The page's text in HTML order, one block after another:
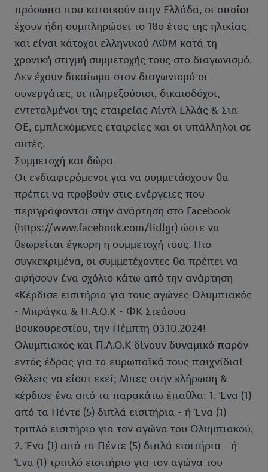
πρόσωπα που κατοικούν στην Ελλάδα, οι οποίοι
έχουν ήδη συμπληρώσει το 18ο έτος της ηλικίας
και είναι κάτοχοι ελληνικού ΑΦΜ κατά τη
χρονική στιγμή συμμετοχής τους στο διαγωνισμό.
Δεν έχουν δικαίωμα στον διαγωνισμό οι
συνεργάτες, οι πληρεξούσιοι, δικαιοδόχοι,
εντεταλμένοι της εταιρείας Λίντλ Ελλάς & Σια
ΟΕ, εμπλεκόμενες εταιρείες και οι υπάλληλοι σε
αυτές.
Συμμετοχή και δώρα
Οι ενδιαφερόμενοι για να συμμετάσχουν θα
πρέπει να προβούν στις ενέργειες που
περιγράφονται στην ανάρτηση στο Facebook
(https://www.facebook.com/lidlgr) ώστε να
θεωρείται έγκυρη η συμμετοχή τους. Πιο
συγκεκριμένα, οι συμμετέχοντες θα πρέπει να
αφήσουν ένα σχόλιο κάτω από την ανάρτηση
«Κέρδισε εισιτήρια για τους αγώνες Ολυμπιακός
- Μπράγκα & Π.Α.Ο.Κ - ΦΚ Στεάουα
Βουκουρεστίου, την Πέμπτη 03.10.2024!
Ολυμπιακός και Π.Α.Ο.Κ δίνουν δυναμικό παρόν
εντός έδρας για τα ευρωπαϊκά τους παιχνίδια!
Θέλεις να είσαι εκεί; Μπες στην κλήρωση &
κέρδισε ένα από τα παρακάτω έπαθλα: 1. Ένα (1)
από τα Πέντε (5) διπλά εισιτήρια - ή Ένα (1)
τριπλό εισιτήριο για τον αγώνα του Ολυμπιακού,
2. Ένα (1) από τα Πέντε (5) διπλά εισιτήρια - ή
Ένα (1) τριπλό εισιτήριο για τον αγώνα του